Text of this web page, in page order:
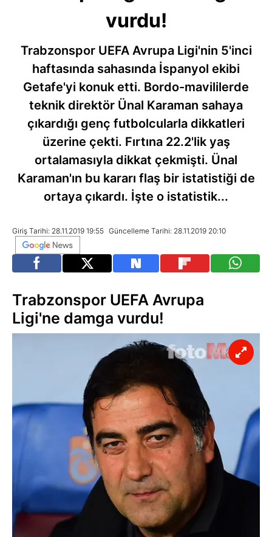
vurdu!
Trabzonspor UEFA Avrupa Ligi'nin 5'inci
haftasında sahasında İspanyol ekibi
Getafe'yi konuk etti. Bordo-mavililerde
teknik direktör Ünal Karaman sahaya
çıkardığı genç futbolcularla dikkatleri
üzerine çekti. Fırtına 22.2'lik yaş
ortalamasıyla dikkat çekmişti. Ünal
Karaman'ın bu kararı flaş bir istatistiği de
ortaya çıkardı. İşte o istatistik...
Giriş Tarihi: 28.11.2019 19:55 Güncelleme Tarihi: 28.11.2019 20:10
Trabzonspor UEFA Avrupa
Ligi'ne damga vurdu!